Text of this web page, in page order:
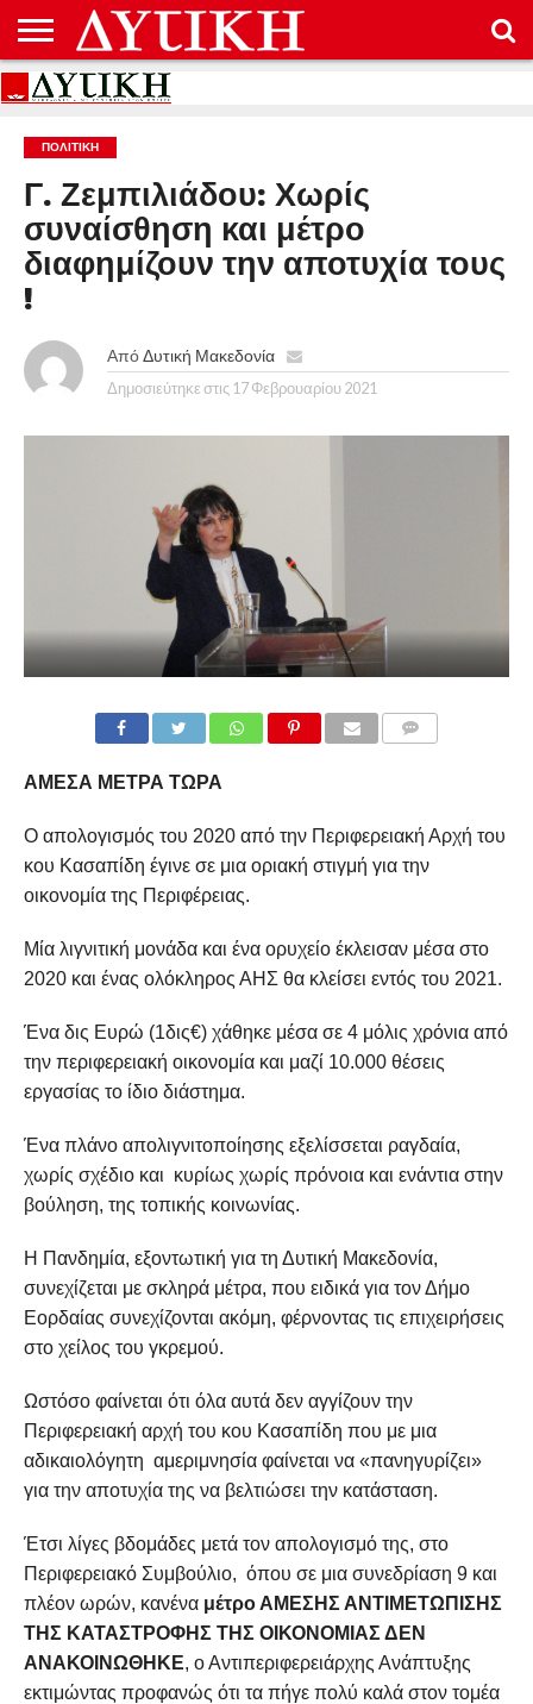
ΑΡΧΙΚΉ
ΕΠΙΚΟΙΝΩΝΊΑ
ΌΡΟΙ
ΠΡΟΣΤΑΣΊΑ
ΔΕΔΟΜΈΝΩΝ
ΠΟΛΙΤΙΚΉ
Γ. Ζεμπιλιάδου: Χωρίς
συναίσθηση και μέτρο
διαφημίζουν την αποτυχία τους
!
Από Δυτική Μακεδονία
Δημοσιεύτηκε στις 17 Φεβρουαρίου 2021
ΑΜΕΣΑ ΜΕΤΡΑ ΤΩΡΑ
Ο απολογισμός του 2020 από την Περιφερειακή Αρχή του
κου Κασαπίδη έγινε σε μια οριακή στιγμή για την
οικονομία της Περιφέρειας.
Μία λιγνιτική μονάδα και ένα ορυχείο έκλεισαν μέσα στο
2020 και ένας ολόκληρος ΑΗΣ θα κλείσει εντός του 2021.
Ένα δις Ευρώ (1δις€) χάθηκε μέσα σε 4 μόλις χρόνια από
την περιφερειακή οικονομία και μαζί 10.000 θέσεις
εργασίας το ίδιο διάστημα.
Ένα πλάνο απολιγνιτοποίησης εξελίσσεται ραγδαία,
χωρίς σχέδιο και κυρίως χωρίς πρόνοια και ενάντια στην
βούληση, της τοπικής κοινωνίας.
Η Πανδημία, εξοντωτική για τη Δυτική Μακεδονία,
συνεχίζεται με σκληρά μέτρα, που ειδικά για τον Δήμο
Εορδαίας συνεχίζονται ακόμη, φέρνοντας τις επιχειρήσεις
στο χείλος του γκρεμού.
Ωστόσο φαίνεται ότι όλα αυτά δεν αγγίζουν την
Περιφερειακή αρχή του κου Κασαπίδη που με μια
αδικαιολόγητη αμεριμνησία φαίνεται να «πανηγυρίζει»
για την αποτυχία της να βελτιώσει την κατάσταση.
Έτσι λίγες βδομάδες μετά τον απολογισμό της, στο
Περιφερειακό Συμβούλιο, όπου σε μια συνεδρίαση 9 και
πλέον ωρών, κανένα μέτρο ΑΜΕΣΗΣ ΑΝΤΙΜΕΤΩΠΙΣΗΣ
ΤΗΣ ΚΑΤΑΣΤΡΟΦΗΣ ΤΗΣ ΟΙΚΟΝΟΜΙΑΣ ΔΕΝ
ΑΝΑΚΟΙΝΩΘΗΚΕ, ο Αντιπεριφερειάρχης Ανάπτυξης
εκτιμώντας προφανώς ότι τα πήγε πολύ καλά στον τομέα